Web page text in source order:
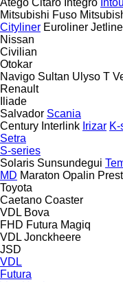
Mitsubishi Fuso
Cityliner Euroliner
Nissan
Civilian
Otokar
Navigo Sultan Ulyso T
Renault
Iliade
Salvador Scania
Century Interlink Irizar
Setra
S-series
Solaris Sunsundegui
MD Maraton Opalin
Toyota
Caetano Coaster
VDL Bova
FHD Futura Magiq
VDL Jonckheere
JSD
VDL
Futura